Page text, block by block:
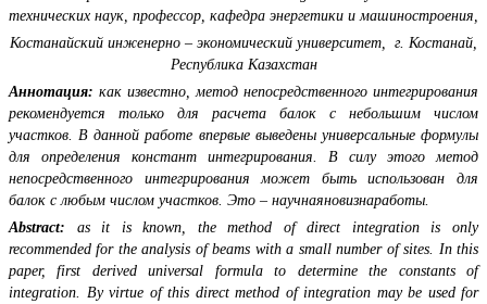
технических наук, профессор, кафедра энергетики и машиностроения,
Костанайский инженерно – экономический университет,
г. Костанай,
Республика Казахстан
Аннотация: как известно, метод непосредственного интегрирования
рекомендуется только для расчета балок с небольшим числом
участков. В данной работе впервые выведены универсальные формулы
для определения констант интегрирования. В силу этого метод
непосредственного интегрирования может быть использован для
балок с любым числом участков. Это – научнаяновизнаработы.
Abstract: as it is known, the method of direct integration is only
recommended for the analysis of beams with a small number of sites. In this
paper, first derived universal formula to determine the constants of
integration. By virtue of this direct method of integration may be used for